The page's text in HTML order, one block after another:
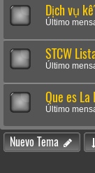
Dịch vụ
Último
STCW
Último
Que es
Último
Nuevo Tema